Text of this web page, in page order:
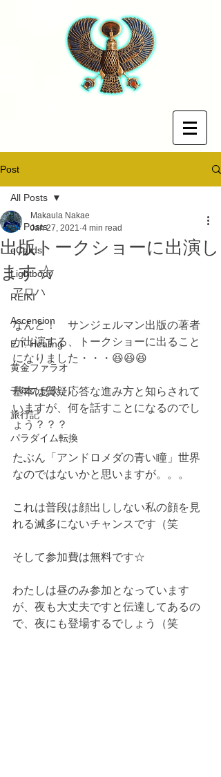
Post
All Posts
eCards
Lightbody
REIKI
Ascension
E.T. Healing
黄金ファラオ
千年の息吹
旅行記
パラダイム転換
All Posts
出版トークショーに出演し
ます☆
Makaula Nakae
Jan 27, 2021 4 min read
アロハ
なんと！　サンジェルマン出版の著者
が出演する、トークショーに出ること
になりました・・・😆😆😆
基本は質疑応答な進み方と知らされて
いますが、何を話すことになるのでし
ょう？？？
たぶん「アンドロメダの青い瞳」世界
なのではないかと思いますが。。。
これは普段は顔出ししない私の顔を見
れる滅多にないチャンスです（笑
そして参加費は無料です☆
わたしは昼のみ参加となっています
が、夜も大丈夫ですと伝達してあるの
で、夜にも登場するでしょう（笑